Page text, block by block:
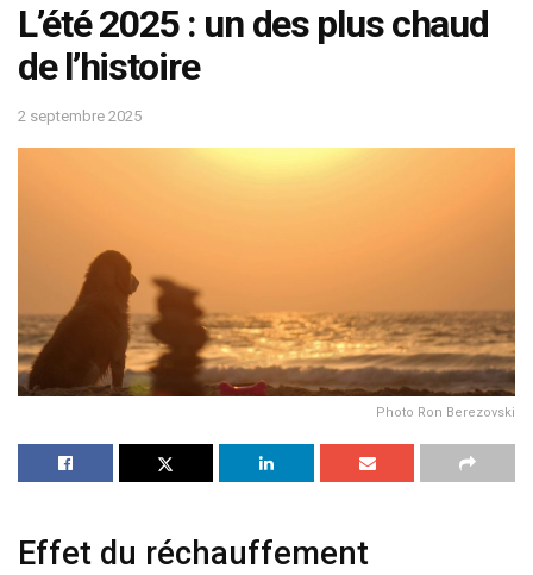
L’été 2025 : un des plus chaud
de l’histoire
2 septembre 2025
Photo Ron Berezovski
Effet du réchauffement